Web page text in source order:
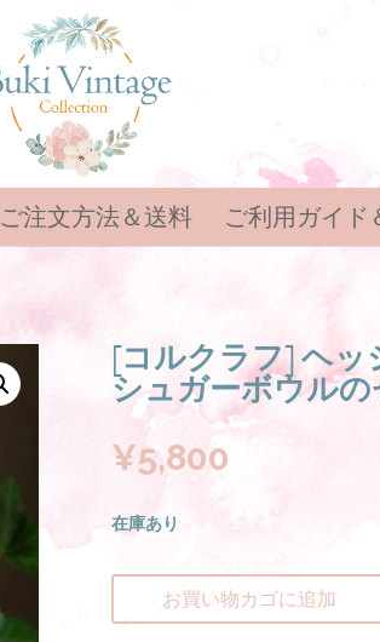
ご注文方法＆送料 ご利用ガイド
[コルクラフ] ヘッ
シュガーボウルの
¥5,800
在庫あり
お買い物カゴに追加